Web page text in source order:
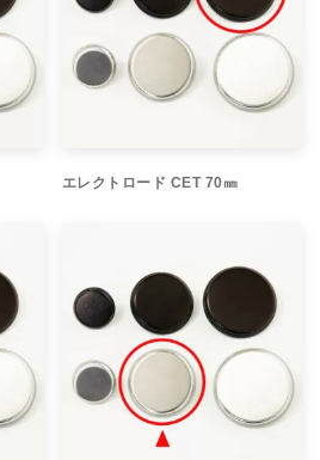
エレクトロード CET 70㎜